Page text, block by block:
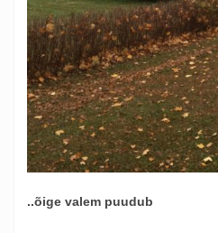
..õige valem puudub